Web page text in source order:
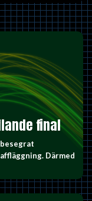
final
Därmed